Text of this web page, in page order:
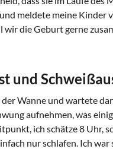
meldete meine Kinder
wir die Geburt gerne
und
Wanne und wartete
aufnehmen, was
ich schätze 8 Uhr,
nur schlafen. Ich war